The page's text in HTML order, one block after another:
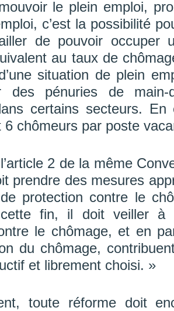
le plein emploi,
c’est la possibilité
de pouvoir occuper
au taux de
situation de plein
des pénuries de main-
certains secteurs.
6 chômeurs par poste
2 de la même
prendre des mesures
protection contre le
cette fin, il doit veiller
le chômage, et en
du chômage,
et librement choisi. »
toute réforme doit